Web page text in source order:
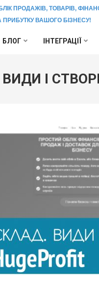
ПРОДАЖІВ, ТОВАРІВ,
ПРИБУТКУ ВАШОГО БІЗНЕСУ!
БЛОГ ІНТЕГРАЦІЇ
І